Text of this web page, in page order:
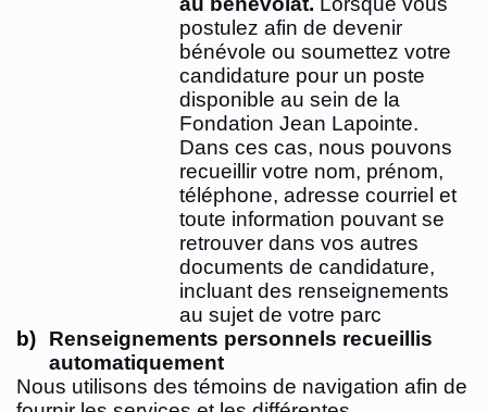
postulez afin de devenir
bénévole ou soumettez votre
candidature pour un poste
disponible au sein de la
Fondation Jean Lapointe.
Dans ces cas, nous pouvons
recueillir votre nom, prénom,
téléphone, adresse courriel et
toute information pouvant se
retrouver dans vos autres
documents de candidature,
incluant des renseignements
au sujet de votre parc
Renseignements personnels recueillis
automatiquement
Nous utilisons des témoins de navigation afin de